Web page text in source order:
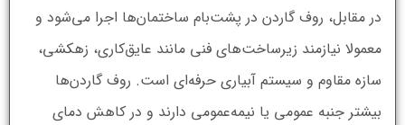
در مقابل، روف گاردن در پشت‌بام ساختمان‌ها اجرا می‌شود و
معمولا نیازمند زیرساخت‌های فنی مانند عایق‌کاری، زهکشی،
سازه مقاوم و سیستم آبیاری حرفه‌ای است. روف گاردن‌ها
بیشتر جنبه عمومی یا نیمه‌عمومی دارند و در کاهش دمای